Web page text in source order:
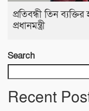
প্রতিবন্ধী তিন
প্রধানমন্ত্রী
Search
Recent